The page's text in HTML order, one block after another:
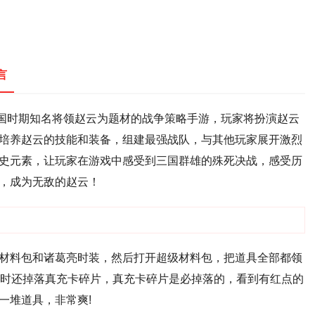
期知名将领赵云为题材的战争策略手游，玩家将扮演赵云
养赵云的技能和装备，组建最强战队，与其他玩家展开激烈
元素，让玩家在游戏中感受到三国群雄的殊死决战，感受历
成为无敌的赵云！
料包和诸葛亮时装，然后打开超级材料包，把道具全部都领
还掉落真充卡碎片，真充卡碎片是必掉落的，看到有红点的
堆道具，非常爽!